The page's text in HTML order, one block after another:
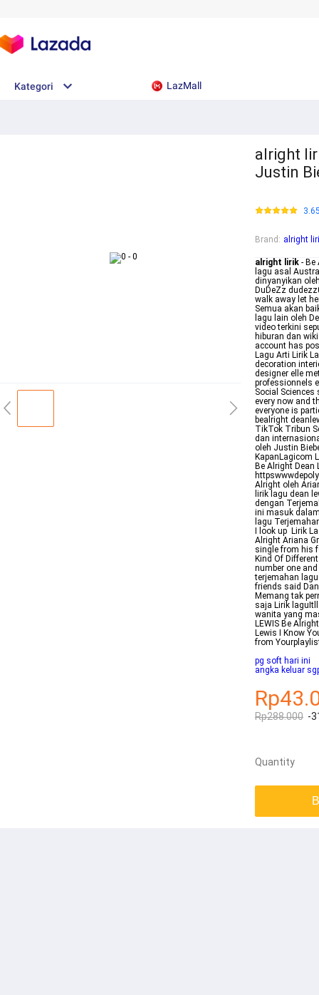
Kategori LazMall
alright
Justin
Brand : alright
alright lirik - Be
lagu asal
dinyanyikan
DuDeZz
walk away let
Semua akan
lagu lain oleh
video terkini
hiburan dan
account has
Lagu Arti Lirik
decoration
designer elle
professionnels
Social
every now and
everyone is
bealright
TikTok Tribun
dan
oleh Justin
KapanLagicom
Be Alright Dean
Alright oleh
lirik lagu dean
dengan
ini masuk
lagu
I look up Lirik
Alright Ariana
single from his
Kind Of
number one
terjemahan
friends said
Memang tak
saja Lirik
wanita yang
LEWIS Be
Lewis I Know
from
pg soft hari ini
angka keluar
Rp288.000 -
Quantity